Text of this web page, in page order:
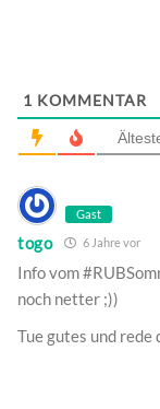
1 KOMMENTAR
Gast
togo 6 Jahre vor
Info vom
noch netter ;))
Tue gutes und rede